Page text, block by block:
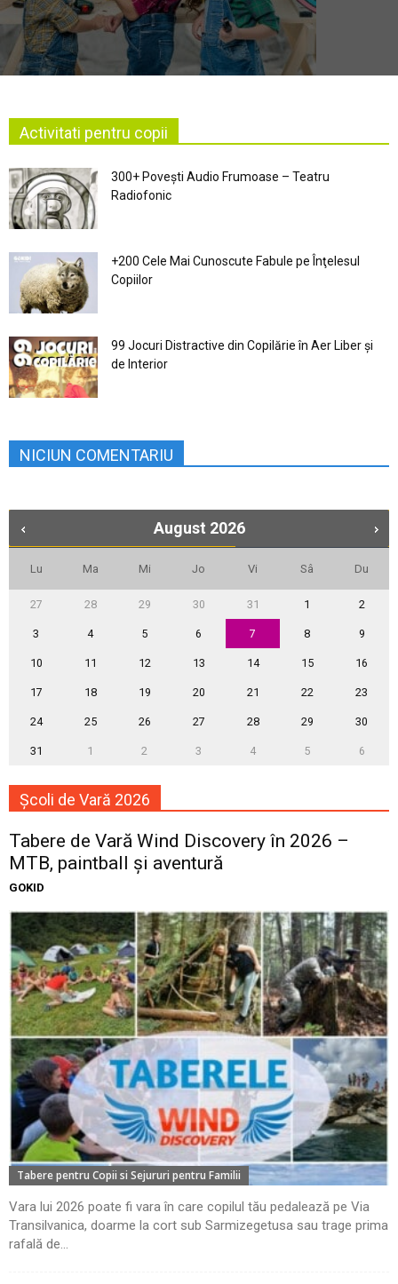
Activitati pentru copii
300+ Povești Audio Frumoase – Teatru
Radiofonic
+200 Cele Mai Cunoscute Fabule pe Înţelesul
Copiilor
99 Jocuri Distractive din Copilărie în Aer Liber şi
de Interior
NICIUN COMENTARIU
August 2026
Lu Ma Mi Jo Vi Sâ Du
27 28 29 30 31 1 2
3 4 5 6 7 8 9
10 11 12 13 14 15 16
17 18 19 20 21 22 23
24 25 26 27 28 29 30
31 1 2 3 4 5 6
Școli de Vară 2026
Tabere de Vară Wind Discovery în 2026 –
MTB, paintball și aventură
GOKID
Tabere pentru Copii si Sejururi pentru Familii
Vara lui 2026 poate fi vara în care copilul tău pedalează pe Via
Transilvanica, doarme la cort sub Sarmizegetusa sau trage prima
rafală de...